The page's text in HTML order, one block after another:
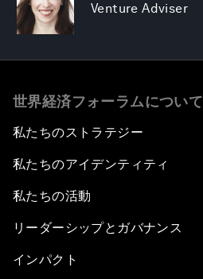
Venture Adviser
世界経済フォーラムについて
私たちのストラテジー
私たちのアイデンティティ
私たちの活動
リーダーシップとガバナンス
インパクト